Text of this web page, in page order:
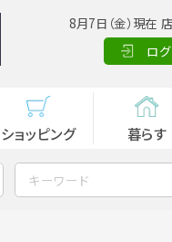
8月7日（金）現在
ロ
ショッピング 暮らす